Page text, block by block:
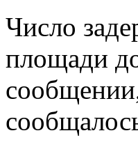
Число
площади